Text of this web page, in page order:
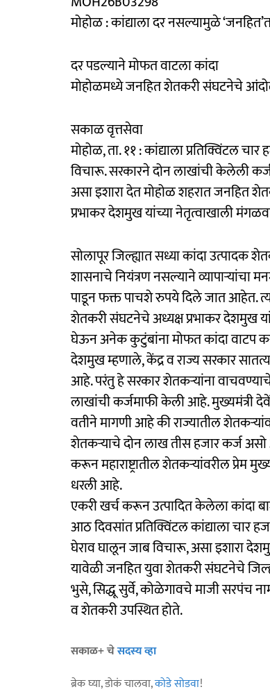
मोहोळ : कांद्याला दर नसल्यामुळे
दर पडल्याने मोफत वाटला कांदा
मोहोळमध्ये जनहित शेतकरी संघटनेचे
सकाळ वृत्तसेवा
मोहोळ, ता. ११ : कांद्याला प्रतिक्विंटल
विचारू. सरकारने दोन लाखांची केलेली
असा इशारा देत मोहोळ शहरात जनहित
प्रभाकर देशमुख यांच्या नेतृत्वाखाली
सोलापूर जिल्ह्यात सध्या कांदा उत्पादक
शासनाचे नियंत्रण नसल्याने व्यापाऱ्यांचा
पाडून फक्त पाचशे रुपये दिले जात आहेत.
शेतकरी संघटनेचे अध्यक्ष प्रभाकर देशमुख
घेऊन अनेक कुटुंबांना मोफत कांदा वाटप
देशमुख म्हणाले, केंद्र व राज्य सरकार
आहे. परंतु हे सरकार शेतकऱ्यांना
लाखांची कर्जमाफी केली आहे. मुख्यमंत्री
वतीने मागणी आहे की राज्यातील
शेतकऱ्याचे दोन लाख तीस हजार कर्ज
करून महाराष्ट्रातील शेतकऱ्यांवरील प्रेम
धरली आहे.
एकरी खर्च करून उत्पादित केलेला कांदा
आठ दिवसांत प्रतिक्विंटल कांद्याला चार
घेराव घालून जाब विचारू, असा इशारा
यावेळी जनहित युवा शेतकरी संघटनेचे
भुसे, सिद्धू सुर्वे, कोळेगावचे माजी सरपंच
व शेतकरी उपस्थित होते.
सकाळ+ चेसदस्य व्हा
ब्रेक घ्या, डोकं चालवा,कोडे सोडवा!